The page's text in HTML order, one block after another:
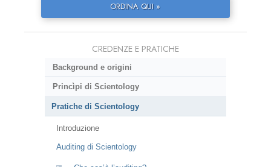
ORDINA QUI »
CREDENZE E PRATICHE
Background e origini
Princìpi di Scientology
Pratiche di Scientology
Introduzione
Auditing di Scientology